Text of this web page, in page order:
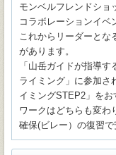
モンベルフレンドショ
コラボレーションイベ
これからリーダーとな
があります。
「山岳ガイドが指導
ライミング」に参加さ
イミングSTEP2」を
ワークはどちらも変わ
確保(ビレー）の復習で